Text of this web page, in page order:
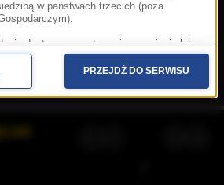
z portalu oznacza akceptację
.Aplikacje.© 2026 Radio Muzyka
Grupa RMF sp. z o.o. sp. k.
w państwach trzecich (poza
dostępu, sprostowania, usunięcia lub
danych, a także złożenia skargi do
Danych Osobowych. W polityce prywatności
wykonać swoje prawa. Szczegółowe
Twoich danych znajdują się w
PRZEJDŹ DO SERWISU